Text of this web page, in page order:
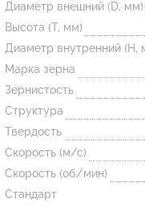
Огнеупорные
изделия
Скачать
Тигель
Муфель
Черпак
Шербер
Диаметр внешний (D, мм)
Высота (T, мм)
Диаметр внутренний (H,
Марка зерна
Зернистость
Структура
Твердость
Скорость (м/с)
Скорость (об/мин)
Стандарт